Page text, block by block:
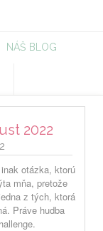
NÁŠ BLOG
2022
otázka, ktorú
mňa, pretože
z tých, ktorá
Práve hudba